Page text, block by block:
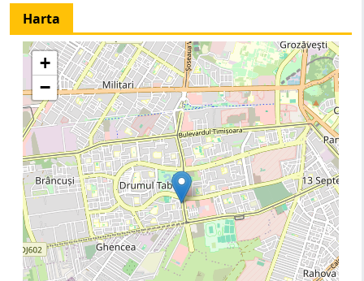
Harta
+
−